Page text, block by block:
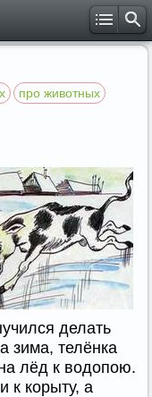
про животных
делать
зима, телёнка
лёд к водопою.
к корыту, а